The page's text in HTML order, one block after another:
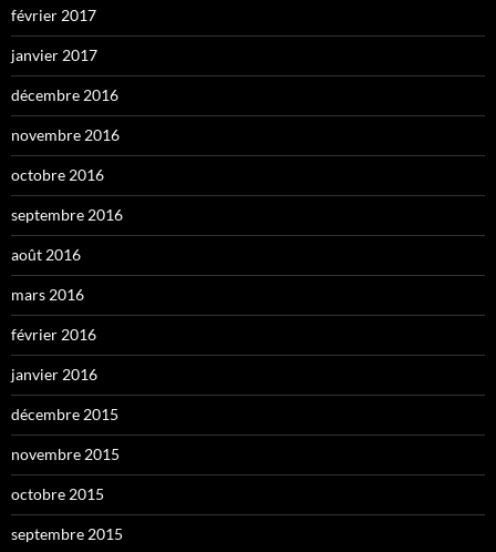
février 2017
janvier 2017
décembre 2016
novembre 2016
octobre 2016
septembre 2016
août 2016
mars 2016
février 2016
janvier 2016
décembre 2015
novembre 2015
octobre 2015
septembre 2015